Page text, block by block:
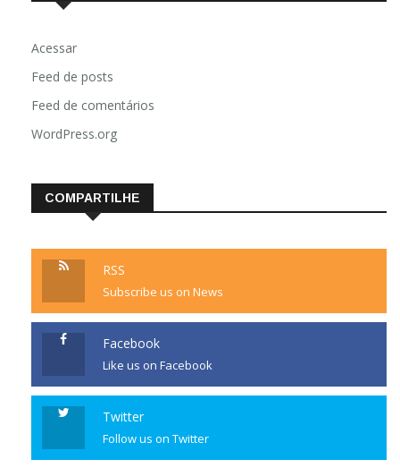
Acessar
Feed de posts
Feed de comentários
WordPress.org
COMPARTILHE
RSS
Subscribe us on News
Facebook
Like us on Facebook
Twitter
Follow us on Twitter